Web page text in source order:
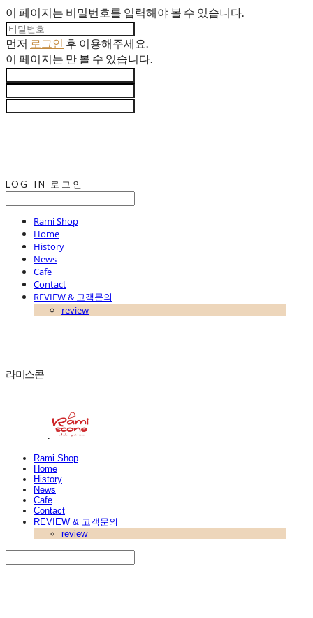
이 페이지는 비밀번호를 입력해야 볼 수 있습니다.
먼저 로그인 후 이용해주세요.
이 페이지는 만 볼 수 있습니다.
LOG IN 로그인
Rami Shop
Home
History
News
Cafe
Contact
REVIEW & 고객문의
review
라미스콘
Rami Shop
Home
History
News
Cafe
Contact
REVIEW & 고객문의
review